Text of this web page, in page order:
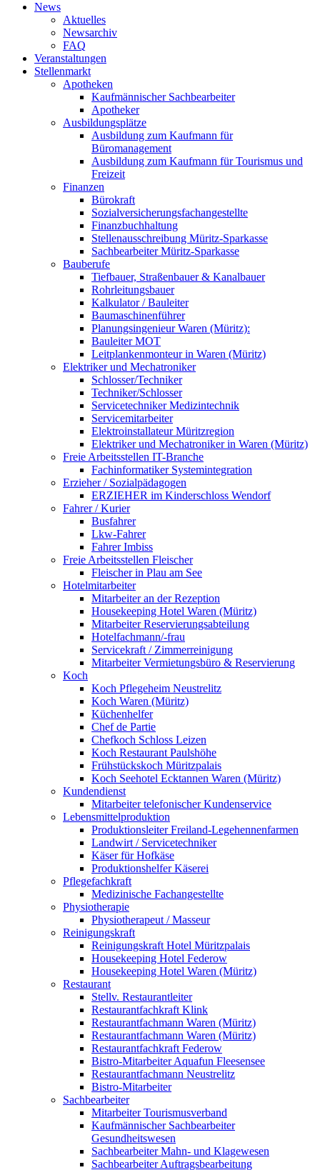
News
Aktuelles
Newsarchiv
FAQ
Veranstaltungen
Stellenmarkt
Apotheken
Kaufmännischer Sachbearbeiter
Apotheker
Ausbildungsplätze
Ausbildung zum Kaufmann für
Büromanagement
Ausbildung zum Kaufmann für Tourismus und
Freizeit
Finanzen
Bürokraft
Sozialversicherungsfachangestellte
Finanzbuchhaltung
Stellenausschreibung Müritz-Sparkasse
Sachbearbeiter Müritz-Sparkasse
Bauberufe
Tiefbauer, Straßenbauer & Kanalbauer
Rohrleitungsbauer
Kalkulator / Bauleiter
Baumaschinenführer
Planungsingenieur Waren (Müritz):
Bauleiter MOT
Leitplankenmonteur in Waren (Müritz)
Elektriker und Mechatroniker
Schlosser/Techniker
Techniker/Schlosser
Servicetechniker Medizintechnik
Servicemitarbeiter
Elektroinstallateur Müritzregion
Elektriker und Mechatroniker in Waren (Müritz)
Freie Arbeitsstellen IT-Branche
Fachinformatiker Systemintegration
Erzieher / Sozialpädagogen
ERZIEHER im Kinderschloss Wendorf
Fahrer / Kurier
Busfahrer
Lkw-Fahrer
Fahrer Imbiss
Freie Arbeitsstellen Fleischer
Fleischer in Plau am See
Hotelmitarbeiter
Mitarbeiter an der Rezeption
Housekeeping Hotel Waren (Müritz)
Mitarbeiter Reservierungsabteilung
Hotelfachmann/-frau
Servicekraft / Zimmerreinigung
Mitarbeiter Vermietungsbüro & Reservierung
Koch
Koch Pflegeheim Neustrelitz
Koch Waren (Müritz)
Küchenhelfer
Chef de Partie
Chefkoch Schloss Leizen
Koch Restaurant Paulshöhe
Frühstückskoch Müritzpalais
Koch Seehotel Ecktannen Waren (Müritz)
Kundendienst
Mitarbeiter telefonischer Kundenservice
Lebensmittelproduktion
Produktionsleiter Freiland-Legehennenfarmen
Landwirt / Servicetechniker
Käser für Hofkäse
Produktionshelfer Käserei
Pflegefachkraft
Medizinische Fachangestellte
Physiotherapie
Physiotherapeut / Masseur
Reinigungskraft
Reinigungskraft Hotel Müritzpalais
Housekeeping Hotel Federow
Housekeeping Hotel Waren (Müritz)
Restaurant
Stellv. Restaurantleiter
Restaurantfachkraft Klink
Restaurantfachmann Waren (Müritz)
Restaurantfachmann Waren (Müritz)
Restaurantfachkraft Federow
Bistro-Mitarbeiter Aquafun Fleesensee
Restaurantfachmann Neustrelitz
Bistro-Mitarbeiter
Sachbearbeiter
Mitarbeiter Tourismusverband
Kaufmännischer Sachbearbeiter
Gesundheitswesen
Sachbearbeiter Mahn- und Klagewesen
Sachbearbeiter Auftragsbearbeitung